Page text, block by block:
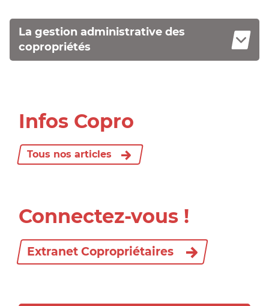
La gestion administrative des
copropriétés
Infos Copro
Tous nos articles
Connectez-vous !
Extranet Copropriétaires